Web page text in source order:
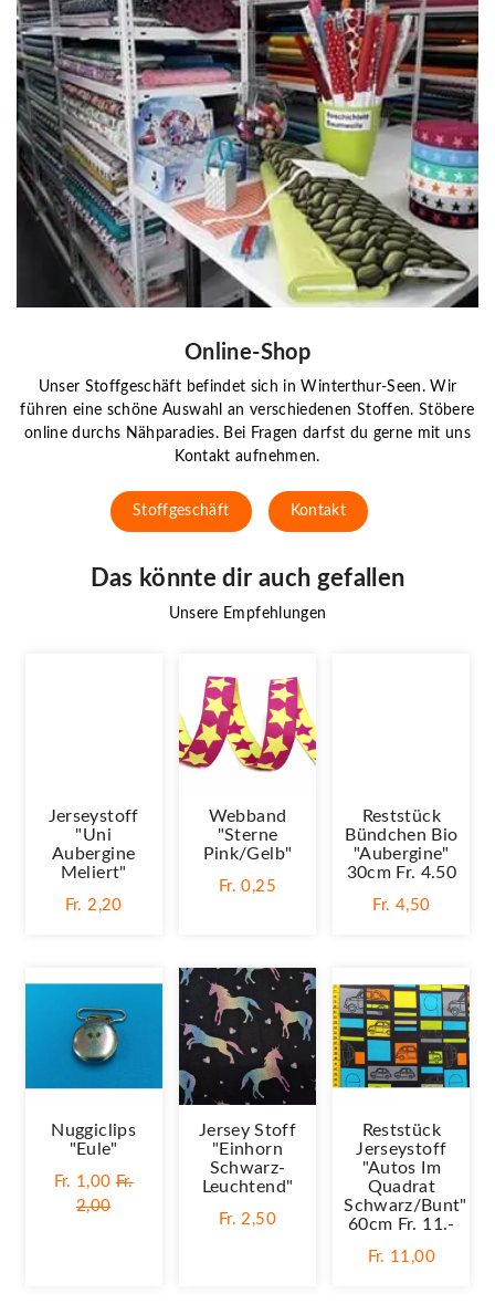
Online-Shop
Unser Stoffgeschäft befindet sich in Winterthur-Seen. Wir
führen eine schöne Auswahl an verschiedenen Stoffen. Stöbere
online durchs Nähparadies. Bei Fragen darfst du gerne mit uns
Kontakt aufnehmen.
Stoffgeschäft Kontakt
Das könnte dir auch gefallen
Unsere Empfehlungen
Jerseystoff
"Uni
Aubergine
Meliert"
Fr. 2,20
Nuggiclips
"Eule"
Fr. 1,00 Fr.
2,00
Webband
"Sterne
Pink/gelb"
Fr. 0,25
Jersey Stoff
"Einhorn
Schwarz-
Leuchtend"
Fr. 2,50
Reststück
Bündchen Bio
"Aubergine"
30cm Fr. 4.50
Fr. 4,50
Reststück
Jerseystoff
"Autos Im
Quadrat
Schwarz/bunt"
60cm Fr. 11.-
Fr. 11,00